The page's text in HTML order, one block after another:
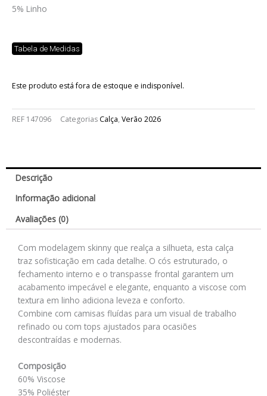
5% Linho
Tabela de Medidas
Este produto está fora de estoque e indisponível.
REF 147096 Categorias Calça, Verão 2026
Descrição
Informação adicional
Avaliações (0)
Com modelagem skinny que realça a silhueta, esta calça
traz sofisticação em cada detalhe. O cós estruturado, o
fechamento interno e o transpasse frontal garantem um
acabamento impecável e elegante, enquanto a viscose com
textura em linho adiciona leveza e conforto.
Combine com camisas fluídas para um visual de trabalho
refinado ou com tops ajustados para ocasiões
descontraídas e modernas.
Composição
60% Viscose
35% Poliéster